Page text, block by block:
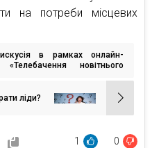
на потреби місцевих
в рамках онлайн-
«Телебачення новітнього
ліди?
1 0